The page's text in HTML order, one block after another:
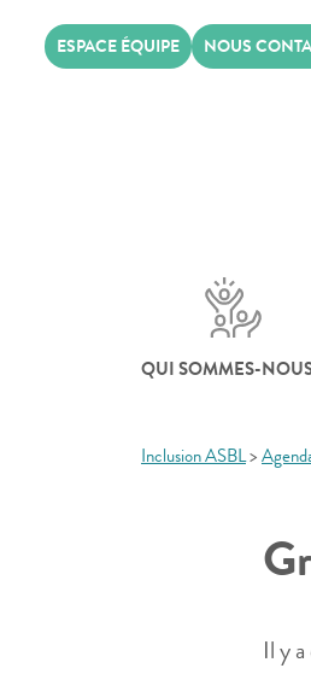
ESPACE ÉQUIPE NOUS
QUI SOMMES-
Inclusion ASBL>
Il y